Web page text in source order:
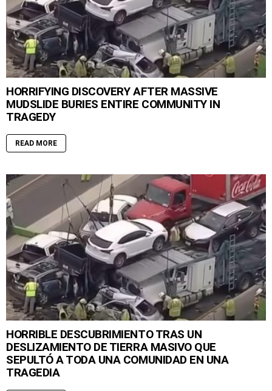
HORRIFYING DISCOVERY AFTER MASSIVE
MUDSLIDE BURIES ENTIRE COMMUNITY IN
TRAGEDY
READ MORE
HORRIBLE DESCUBRIMIENTO TRAS UN
DESLIZAMIENTO DE TIERRA MASIVO QUE
SEPULTÓ A TODA UNA COMUNIDAD EN UNA
TRAGEDIA